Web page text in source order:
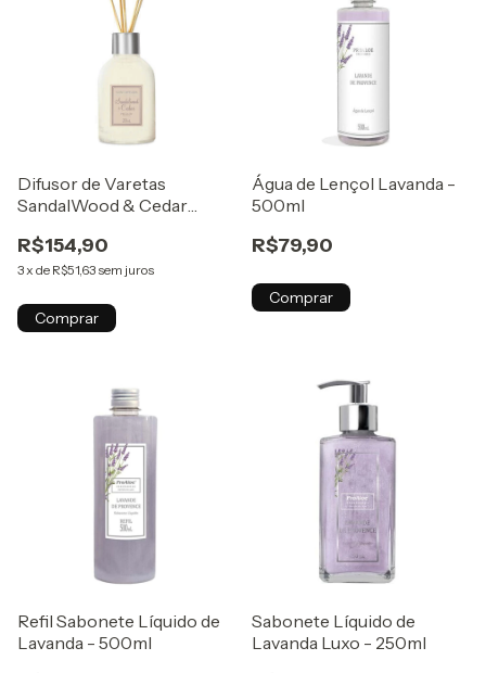
Difusor de Varetas
SandalWood & Cedar
R$154,90
3x de R$51,63 sem juros
Comprar
Água de Lençol Lavanda -
500ml
R$79,90
Comprar
Refil Sabonete Líquido de
Lavanda - 500ml
Sabonete Líquido de
Lavanda Luxo - 250ml